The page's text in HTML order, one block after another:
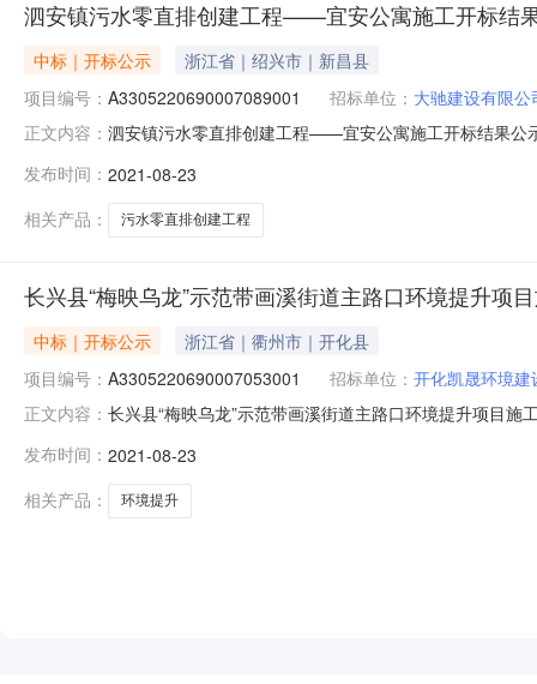
泗安镇污水零直排创建工程——宜安公寓施工开标结
中标｜开标公示
浙江省｜绍兴市｜新昌县
项目编号： A3305220690007089001 招标单位： 大驰建设有限公
正文内容： 泗安镇污水零直排创建工程——宜安公寓施工开标结果公
道工程有限公司工期:90保证金金额:null;投标人名称:浙
发布时间： 2021-08-23
相关产品：
污水零直排创建工程
长兴县“梅映乌龙”示范带画溪街道主路口环境提升项
中标｜开标公示
浙江省｜衢州市｜开化县
项目编号： A3305220690007053001 招标单位： 开化凯晟环境建
正文内容： 长兴县“梅映乌龙”示范带画溪街道主路口环境提升项目
称:湖州菱城建设工程有限公司工期:100保证金金额:7.5;
发布时间： 2021-08-23
相关产品：
环境提升